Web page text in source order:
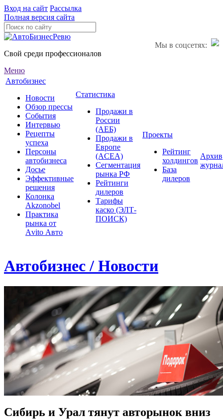
Вход на сайт Рассылка
Полная версия сайта
Мы в соцсетях:
Свой среди профессионалов
Меню
Автобизнес
Новости
Обзор прессы
События
Интервью
Рецепты
успеха
Персоны
автобизнеса
Досье
Эффективные
решения
Колонка
Akzonobel
Практика
рынка от
Аvito Авто
Статистика
Продажи в
России
(АЕБ)
Продажи в
Европе
(ACEA)
Сегментация
рынка РФ
Рейтинги
дилеров
Тарифы
каско (ЭЛТ-
ПОИСК)
Проекты
Рейтинг
холдингов
База
дилеров
Архив
Автобизнес / Новости
Сибирь и Урал тянут авторынок вниз